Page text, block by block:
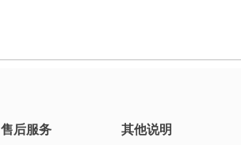
售后服务 其他说明